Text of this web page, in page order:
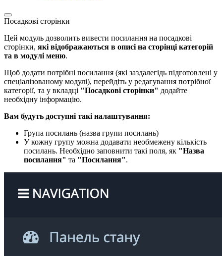
Посадкові сторінки
Цей модуль дозволить вивести посилання на посадкові
сторінки, які відображаються в описі на сторінці категорій
та в модулі меню.
Щоб додати потрібні посилання (які заздалегідь підготовлені у
спеціалізованому модулі), перейдіть у редагування потрібної
категорії, та у вкладці "Посадкові сторінки" додайте
необхідну інформацію.
Вам будуть доступні такі налаштування:​
Група посилань (назва групи посилань)
У кожну групу можна додавати необмежену кількість
посилань. Необхідно заповнити такі поля, як "Назва
посилання" та "Посилання".